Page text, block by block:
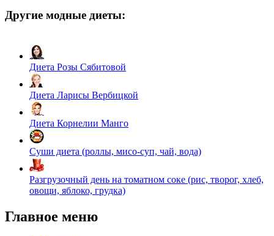
Другие модные диеты:
Диета Розы Сябитовой
Диета Ларисы Вербицкой
Диета Корнелии Манго
Суши диета (роллы, мисо-суп, чай, вода)
Разгрузочный день на томатном соке (рис, творог, хлеб,
овощи, яблоко, грудка)
Главное меню